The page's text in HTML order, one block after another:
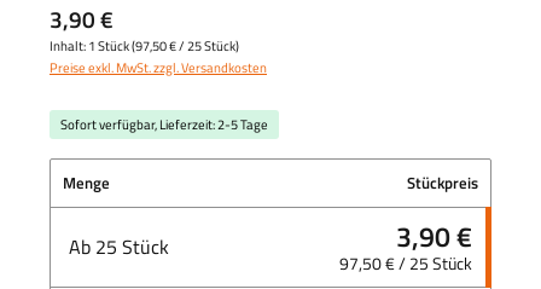
3,90 €
Inhalt:1 Stück(97,50 €/ 25 Stück)
Preise exkl. MwSt. zzgl. Versandkosten
Sofort verfügbar, Lieferzeit: 2-5 Tage
Menge Stückpreis
Ab 25 Stück 3,90 €
97,50 € / 25 Stück